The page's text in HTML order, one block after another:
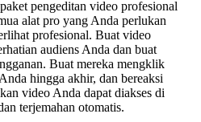
pengeditan video profesional
alat pro yang Anda perlukan
profesional. Buat video
audiens Anda dan buat
Buat mereka mengklik
hingga akhir, dan bereaksi
video Anda dapat diakses di
terjemahan otomatis.